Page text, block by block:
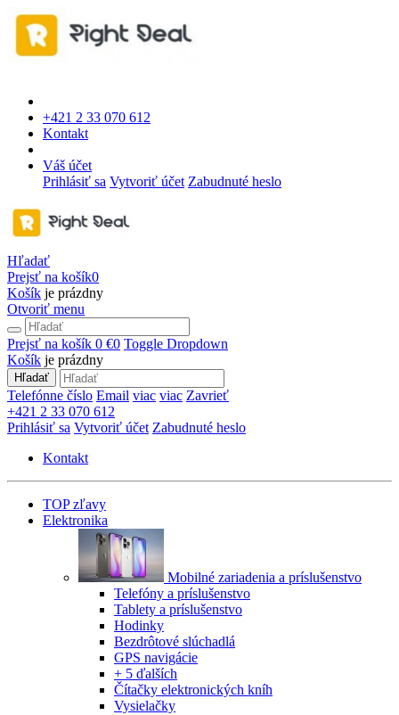
+421 2 33 070 612
Kontakt
Váš účet
Prihlásiť sa Vytvoriť účet Zabudnuté heslo
Hľadať
Prejsť na košík0
Košík je prázdny
Otvoriť menu
Prejsť na košík 0 €0 Toggle Dropdown
Košík je prázdny
Hľadať
Telefónne číslo Email viac viac Zavrieť
+421 2 33 070 612
Prihlásiť sa Vytvoriť účet Zabudnuté heslo
Kontakt
TOP zľavy
Elektronika
Mobilné zariadenia a príslušenstvo
Telefóny a príslušenstvo
Tablety a príslušenstvo
Hodinky
Bezdrôtové slúchadlá
GPS navigácie
+ 5 ďalších
Čítačky elektronických kníh
Vysielačky